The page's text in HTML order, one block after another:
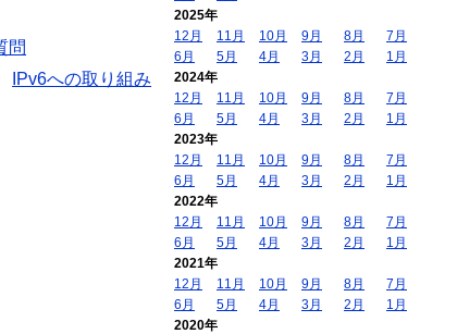
問
IPv6への取り組み
2025年
12月
11月 10月 9月 8月
7月
6月
5月 4月 3月 2月
1月
2024年
12月
11月 10月 9月 8月
7月
6月
5月 4月 3月 2月
1月
2023年
12月
11月 10月 9月 8月
7月
6月
5月 4月 3月 2月
1月
2022年
12月
11月 10月 9月 8月
7月
6月
5月 4月 3月 2月
1月
2021年
12月
11月 10月 9月 8月
7月
6月
5月 4月 3月 2月
1月
2020年